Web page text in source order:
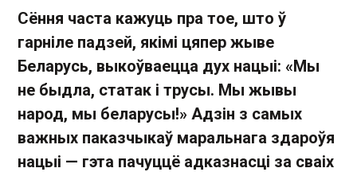
Сёння часта кажуць пра тое, што ў
гарніле падзей, якімі цяпер жыве
Беларусь, выкоўваецца дух нацыі: «Мы
не быдла, статак і трусы. Мы жывы
народ, мы беларусы!» Адзін з самых
важных паказчыкаў маральнага здароўя
нацыі — гэта пачуццё адказнасці за сваіх